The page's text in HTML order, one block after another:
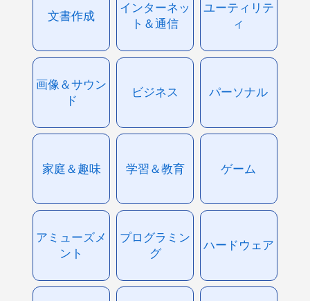
文書作成
インターネッ
ト＆通信
ユーティリテ
ィ
画像＆サウン
ド
ビジネス パーソナル
家庭＆趣味 学習＆教育 ゲーム
アミューズメ
ント
プログラミン
グ
ハードウェア